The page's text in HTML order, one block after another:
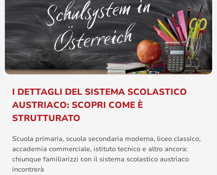
I DETTAGLI DEL SISTEMA SCOLASTICO
AUSTRIACO: SCOPRI COME È
STRUTTURATO
Scuola primaria, scuola secondaria moderna, liceo classico,
accademia commerciale, istituto tecnico e altro ancora:
chiunque familiarizzi con il sistema scolastico austriaco
incontrerà